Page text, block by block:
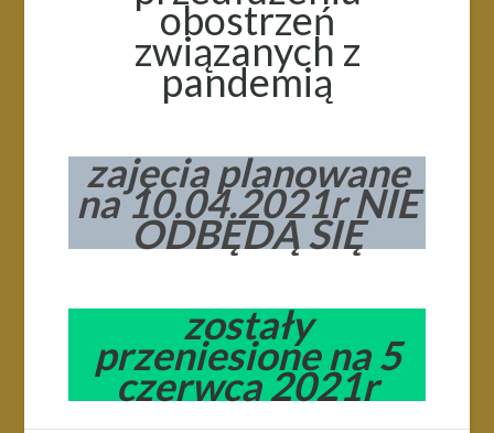
obostrzeń
związanych z
pandemią
zajęcia planowane
na 10.04.2021r NIE
ODBĘDĄ SIĘ
zostały
przeniesione na 5
czerwca 2021r